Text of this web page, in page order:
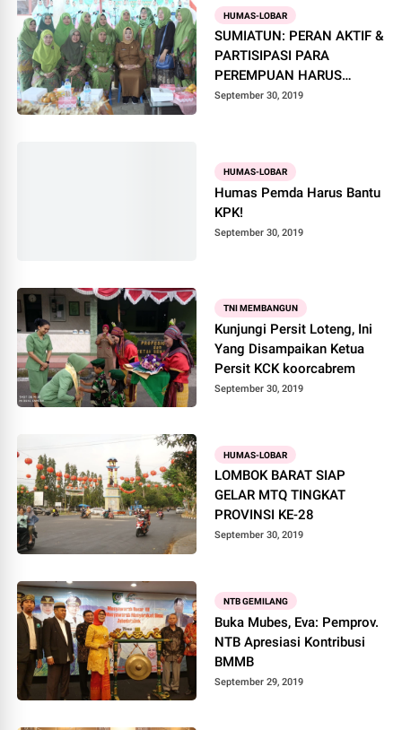
HUMAS-LOBAR
SUMIATUN: PERAN AKTIF &
PARTISIPASI PARA
PEREMPUAN HARUS
NAMPAK
September 30, 2019
HUMAS-LOBAR
Humas Pemda Harus Bantu
KPK!
September 30, 2019
TNI MEMBANGUN
Kunjungi Persit Loteng, Ini
Yang Disampaikan Ketua
Persit KCK koorcabrem
September 30, 2019
HUMAS-LOBAR
LOMBOK BARAT SIAP
GELAR MTQ TINGKAT
PROVINSI KE-28
September 30, 2019
NTB GEMILANG
Buka Mubes, Eva: Pemprov.
NTB Apresiasi Kontribusi
BMMB
September 29, 2019